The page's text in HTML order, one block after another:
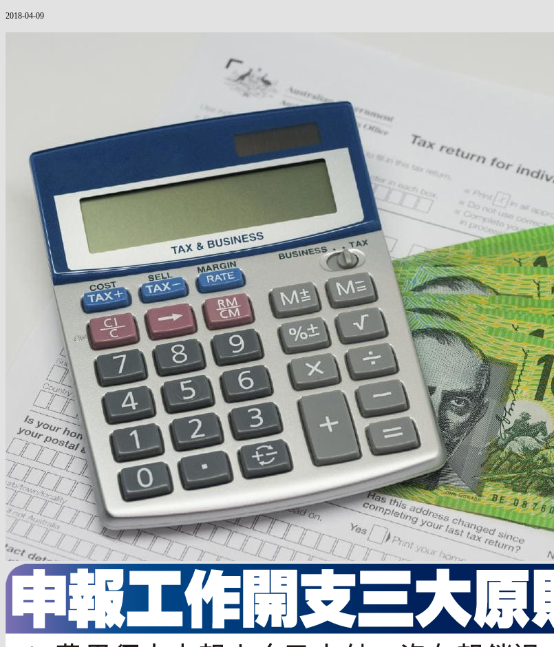
2018-04-09